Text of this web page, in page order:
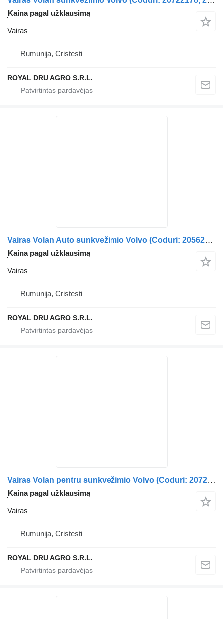
Kaina pagal užklausimą
Vairas
Rumunija, Cristesti
ROYAL DRU AGRO S.R.L.
Vairas Volan Auto sunkvežimio Volvo (Coduri: 20562498, 20562465)
Kaina pagal užklausimą
Vairas
Rumunija, Cristesti
ROYAL DRU AGRO S.R.L.
Vairas Volan pentru sunkvežimio Volvo (Coduri: 20722178, 20973980, 20870764, 20754239, 84584417)
Kaina pagal užklausimą
Vairas
Rumunija, Cristesti
ROYAL DRU AGRO S.R.L.